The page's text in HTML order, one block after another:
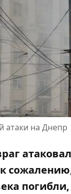
атаки на Днепр